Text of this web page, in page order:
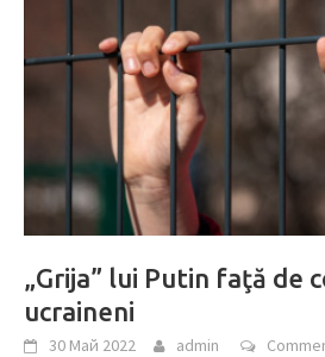
„Grija” lui Putin faţă de
ucraineni
30 Май 2022 admin